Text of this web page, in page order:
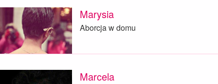
Marysia
Aborcja w domu
Marcela